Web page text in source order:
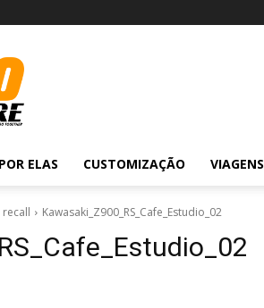
POR ELAS CUSTOMIZAÇÃO VIAGENS
Kawasaki_Z900_RS_Cafe_Estudio_02